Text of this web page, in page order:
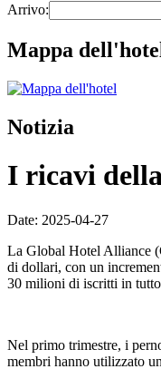
Arrivo:
Mappa
Notizia
I ricavi
Date: 2025-04-27
La Global Hotel Alliance
di dollari, con un
30 milioni di iscritti in tutto
Nel primo trimestre, i
membri hanno utilizzato